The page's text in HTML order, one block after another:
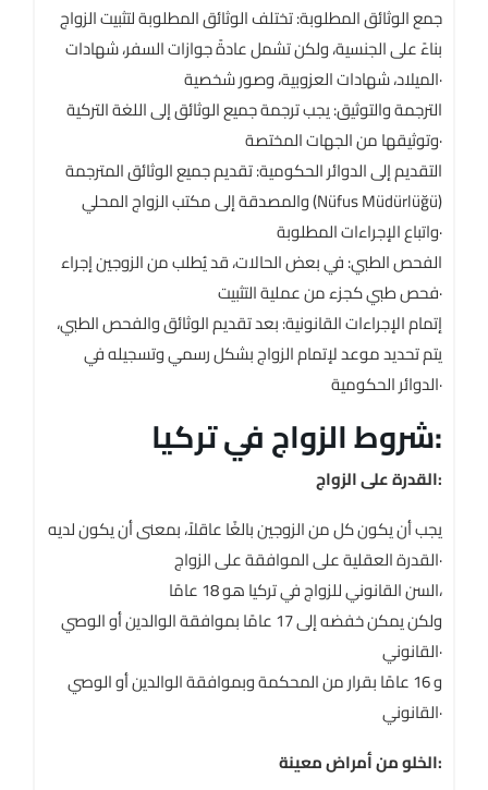
جمع الوثائق المطلوبة: تختلف الوثائق المطلوبة لتثبيت الزواج
بناءً على الجنسية، ولكن تشمل عادةً جوازات السفر، شهادات
الميلاد، شهادات العزوبية، وصور شخصية·
الترجمة والتوثيق: يجب ترجمة جميع الوثائق إلى اللغة التركية
وتوثيقها من الجهات المختصة·
التقديم إلى الدوائر الحكومية: تقديم جميع الوثائق المترجمة
والمصدقة إلى مكتب الزواج المحلي (Nüfus Müdürlüğü)
واتباع الإجراءات المطلوبة·
الفحص الطبي: في بعض الحالات، قد يُطلب من الزوجين إجراء
فحص طبي كجزء من عملية التثبيت·
إتمام الإجراءات القانونية: بعد تقديم الوثائق والفحص الطبي،
يتم تحديد موعد لإتمام الزواج بشكل رسمي وتسجيله في
الدوائر الحكومية·
شروط الزواج في تركيا:
القدرة على الزواج:
يجب أن يكون كل من الزوجين بالغًا عاقلاً، بمعنى أن يكون لديه
القدرة العقلية على الموافقة على الزواج·
السن القانوني للزواج في تركيا هو 18 عامًا،
ولكن يمكن خفضه إلى 17 عامًا بموافقة الوالدين أو الوصي
القانوني·
و 16 عامًا بقرار من المحكمة وبموافقة الوالدين أو الوصي
القانوني·
الخلو من أمراض معينة: